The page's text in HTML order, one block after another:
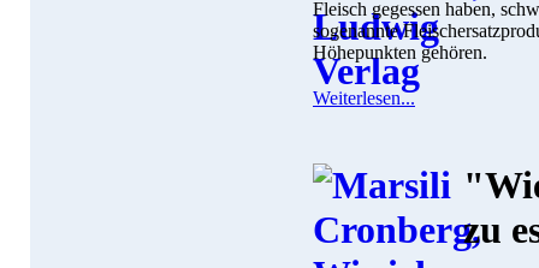
Fleisch gegessen haben,
sogenannte
Höhepunkten gehören.
Weiterlesen...
zu